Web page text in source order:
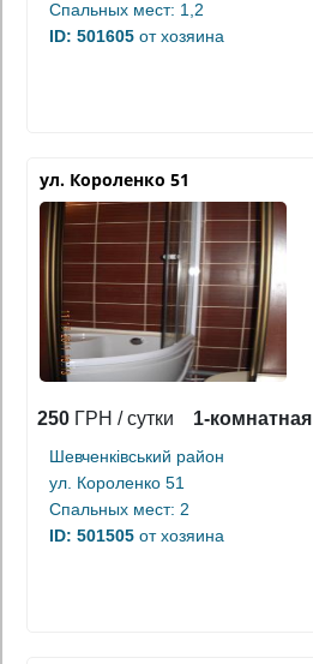
Спальных мест: 1,2
ID: 501605 от хозяина
ул. Короленко 51
250 ГРН / сутки 1-комнатная
Шевченківський район
ул. Короленко 51
Спальных мест: 2
ID: 501505 от хозяина